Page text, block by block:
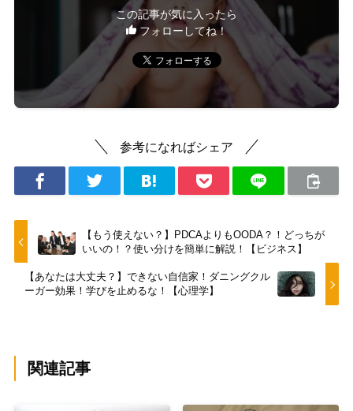
この記事が気に入ったら
フォローしてね！
参考になればシェア
【もう使えない？】PDCAよりもOODA？！どっちが
いいの！？使い分けを簡単に解説！【ビジネス】
【あなたは大丈夫？】できない自信家！ダニングクル
ーガー効果！学びを止めるな！【心理学】
関連記事